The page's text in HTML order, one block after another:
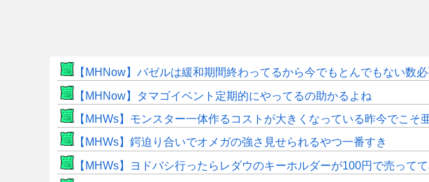
【MHNow】バゼルは緩和期間終わってるから今でもとんでもない数
【MHNow】タマゴイベント定期的にやってるの助かるよね
【MHWs】モンスター一体作るコストが大きくなっている昨今でこそ
【MHWs】鍔迫り合いでオメガの強さ見せられるやつ一番すき
【MHWs】ヨドバシ行ったらレダウのキーホルダーが100円で売って